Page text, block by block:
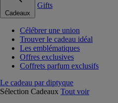
Cadeaux
Gifts
Célébrer une union
Trouver le cadeau idéal
Les emblématiques
Offres exclusives
Coffrets parfum exclusifs
Le cadeau par diptyque
Sélection Cadeaux Tout voir